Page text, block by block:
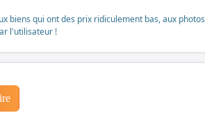
biens qui ont des prix ridiculement bas, aux photos
l'utilisateur !